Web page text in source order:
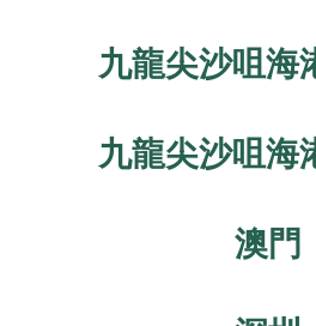
九龍尖沙咀海
九龍尖沙咀海
澳門